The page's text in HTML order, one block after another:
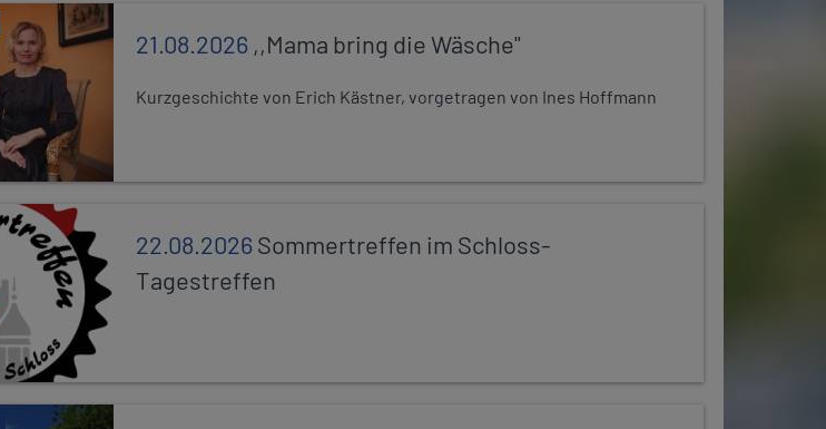
21.08.2026 ,,Mama bring die Wäsche"
Kurzgeschichte von Erich Kästner, vorgetragen von Ines Hoffmann
22.08.2026Sommertreffen im Schloss-
Tagestreffen